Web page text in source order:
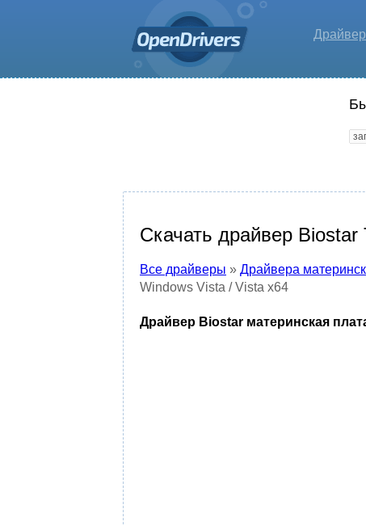
Скачать драйвер
Все драйверы » Драйвера
Windows Vista / Vista x64
Драйвер Biostar материнская